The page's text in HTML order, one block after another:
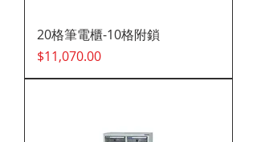
20格筆電櫃-10格附鎖
價格
$11,070.00